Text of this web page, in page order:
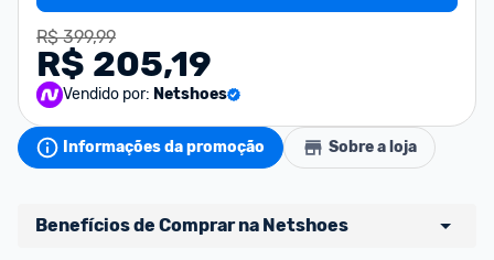
R$ 399,99
R$ 205,19
Vendido por: Netshoes
Informações da promoção Sobre a loja
Benefícios de Comprar na Netshoes